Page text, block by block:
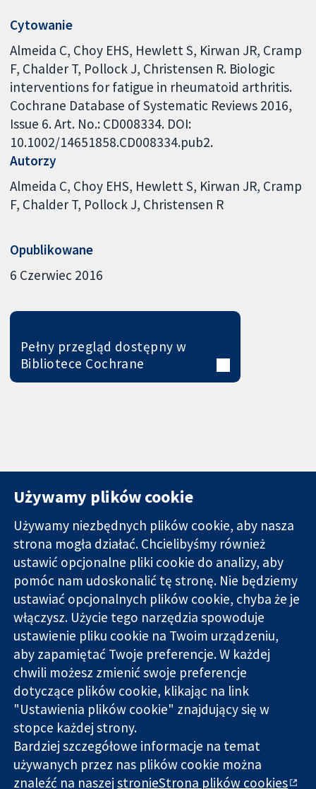
Cytowanie
Almeida C, Choy EHS, Hewlett S, Kirwan JR, Cramp
F, Chalder T, Pollock J, Christensen R. Biologic
interventions for fatigue in rheumatoid arthritis.
Cochrane Database of Systematic Reviews 2016,
Issue 6. Art. No.: CD008334. DOI:
10.1002/14651858.CD008334.pub2.
Autorzy
Almeida C Choy EHS Hewlett S Kirwan JR Cramp
F Chalder T Pollock J Christensen R
Opublikowane
6 Czerwiec 2016
Pełny przegląd dostępny w
Bibliotece Cochrane
Wiarygodne dane
naukowe.
Świadome
decyzje.
Lepsze zdrowie.
11-13 Cavendish
Square
Londyn
W1G 0AN
Wielka Brytania
Kontakt
Nowości
Biuro
prasowe
O nas
Praca
Cochrane
Library
Cochrane Collaboration to organizacja charytatywna (nr
1045921) i spółka z ograniczoną odpowiedzialnością (nr
03044323) zarejestrowana w Anglii i Walii. Numer rejestracyjny
VAT GB 718
Używamy plików cookie
Używamy niezbędnych plików cookie, aby nasza
strona mogła działać. Chcielibyśmy również
ustawić opcjonalne pliki cookie do analizy, aby
pomóc nam udoskonalić tę stronę. Nie będziemy
ustawiać opcjonalnych plików cookie, chyba że je
włączysz. Użycie tego narzędzia spowoduje
ustawienie pliku cookie na Twoim urządzeniu,
aby zapamiętać Twoje preferencje. W każdej
chwili możesz zmienić swoje preferencje
dotyczące plików cookie, klikając na link
"Ustawienia plików cookie" znajdujący się w
stopce każdej strony.
Bardziej szczegółowe informacje na temat
używanych przez nas plików cookie można
znaleźć na naszejstronieStrona plików cookies